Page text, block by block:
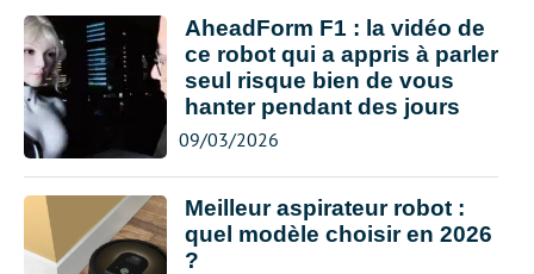
AheadForm F1 : la vidéo de
ce robot qui a appris à parler
seul risque bien de vous
hanter pendant des jours
09/03/2026
Meilleur aspirateur robot :
quel modèle choisir en 2026
?